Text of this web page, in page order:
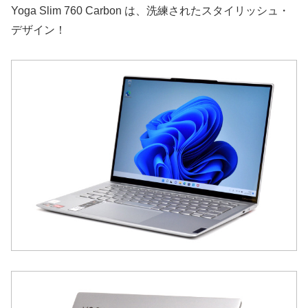
Yoga Slim 760 Carbon は、洗練されたスタイリッシュ・
デザイン！